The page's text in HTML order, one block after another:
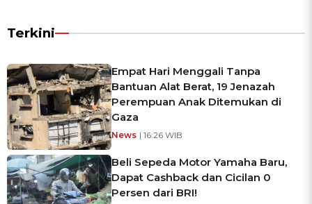
Terkini
Empat Hari Menggali Tanpa
Bantuan Alat Berat, 19 Jenazah
Perempuan Anak Ditemukan di
Gaza
News | 16:26 WIB
Beli Sepeda Motor Yamaha Baru,
Dapat Cashback dan Cicilan 0
Persen dari BRI!